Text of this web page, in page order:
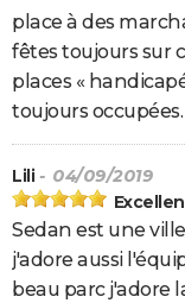
place à des
fêtes toujours sur
places «
toujours occupées.
Lili - 04/09/2019
Sedan est une
j'adore aussi
beau parc j'adore